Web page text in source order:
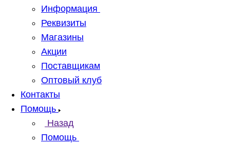
Информация
Реквизиты
Магазины
Акции
Поставщикам
Оптовый клуб
Контакты
Помощь
Назад
Помощь